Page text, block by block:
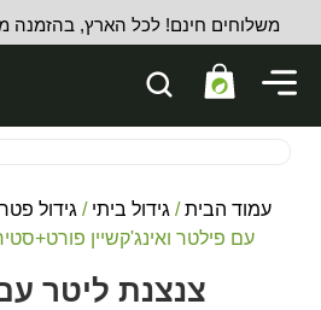
משלוחים חינם! לכל הארץ, בהזמנה מעל
עמוד הבית/ גידול ביתי / גידול
עם פילטר ואינג'קשיין פורט+סטיר בר 4
צנצנת ליטר